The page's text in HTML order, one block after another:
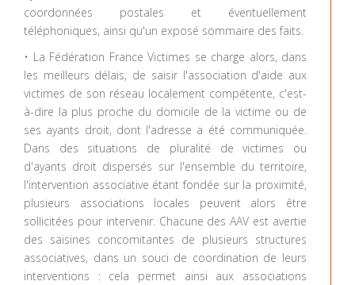
coordonnées postales et éventuellement
téléphoniques, ainsi qu'un exposé sommaire des faits.
• La Fédération France Victimes se charge alors, dans
les meilleurs délais, de saisir l'association d'aide aux
victimes de son réseau localement compétente, c'est-
à-dire la plus proche du domicile de la victime ou de
ses ayants droit, dont l'adresse a été communiquée.
Dans des situations de pluralité de victimes ou
d'ayants droit dispersés sur l'ensemble du territoire,
l'intervention associative étant fondée sur la proximité,
plusieurs associations locales peuvent alors être
sollicitées pour intervenir. Chacune des AAV est avertie
des saisines concomitantes de plusieurs structures
associatives, dans un souci de coordination de leurs
interventions : cela permet ainsi aux associations